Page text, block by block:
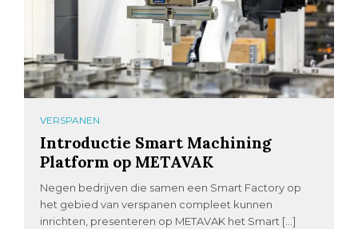
VERSPANEN
Introductie Smart Machining
Platform op METAVAK
Negen bedrijven die samen een Smart Factory op
het gebied van verspanen compleet kunnen
inrichten, presenteren op METAVAK het Smart […]